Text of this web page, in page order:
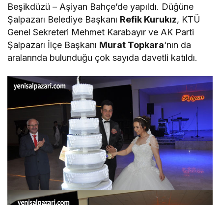
Beşikdüzü – Aşiyan Bahçe’de yapıldı. Düğüne
Şalpazarı Belediye Başkanı Refik Kurukız, KTÜ
Genel Sekreteri Mehmet Karabayır ve AK Parti
Şalpazarı İlçe Başkanı Murat Topkara‘nın da
aralarında bulunduğu çok sayıda davetli katıldı.